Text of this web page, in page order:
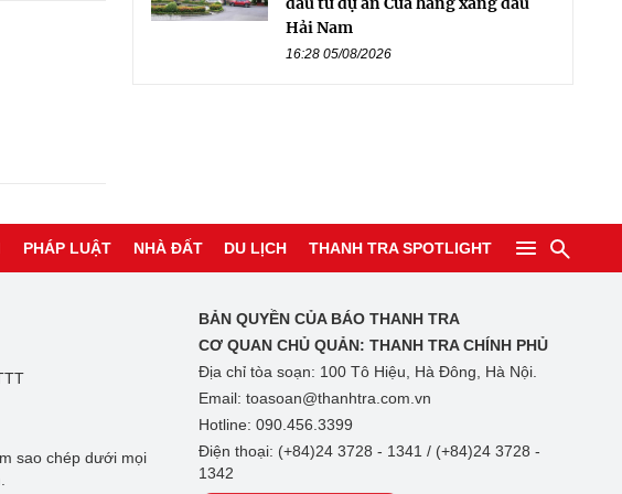
Hải Nam
16:28 05/08/2026
PHÁP LUẬT NHÀ ĐẤT DU LỊCH THANH TRA SPOTLIGHT
sao chép dưới mọi
BẢN QUYỀN CỦA BÁO THANH TRA
CƠ QUAN CHỦ QUẢN: THANH TRA CHÍNH PHỦ
Địa chỉ tòa soạn: 100 Tô Hiệu, Hà Đông, Hà Nội.
Email: toasoan@thanhtra.com.vn
Hotline: 090.456.3399
Điện thoại: (+84)24 3728 - 1341 / (+84)24 3728 -
1342